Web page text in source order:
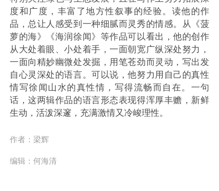
度和广度，丰富了地方性叙事的经验。读他的作
品，总让人感受到一种细腻而灵秀的情感。从《菠
萝的海》《海润徐闻》等作品可以看出，他的创作
从大处着眼、小处着手，一面朝宽广纵深处努力，
一面向精妙幽微处发掘，用笔苍劲而灵动，写出发
自心灵深处的语言。可以说，他努力用自己的真性
情写徐闻山水的真性情，写得流畅而自在。一句
话，这两辑作品的语言形态表现得浑厚丰赡，新鲜
生动，活泼深邃，充满激情又冷峻理性。
作者： 梁辉
编辑： 何海清